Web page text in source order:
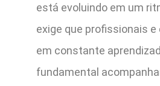
está evoluindo em um
exige que profissionais
em constante
fundamental